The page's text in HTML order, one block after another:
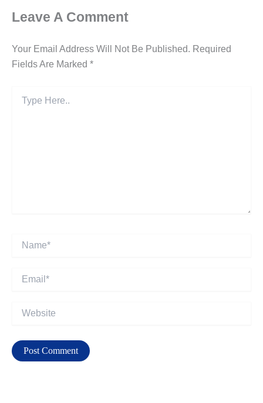
Leave A Comment
Your Email Address Will Not Be Published. Required
Fields Are Marked *
Here..